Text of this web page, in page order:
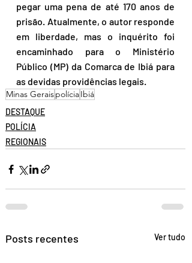
pegar uma pena de até 170 anos de
prisão. Atualmente, o autor responde
em liberdade, mas o inquérito foi
encaminhado para o Ministério
Público (MP) da Comarca de Ibiá para
as devidas providências legais.
Minas GeraispolíciaIbiá
DESTAQUE
POLÍCIA
REGIONAIS
Posts recentes Ver tudo